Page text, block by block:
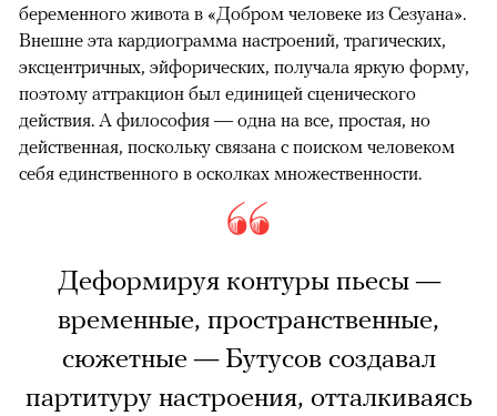
беременного живота в «Добром человеке из Сезуана».
Внешне эта кардиограмма настроений, трагических,
эксцентричных, эйфорических, получала яркую форму,
поэтому аттракцион был единицей сценического
действия. А философия — одна на все, простая, но
действенная, поскольку связана с поиском человеком
себя единственного в осколках множественности.
Деформируя контуры пьесы —
временные, пространственные,
сюжетные — Бутусов создавал
партитуру настроения, отталкиваясь